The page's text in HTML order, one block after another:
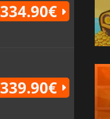
334.90€
339.90€